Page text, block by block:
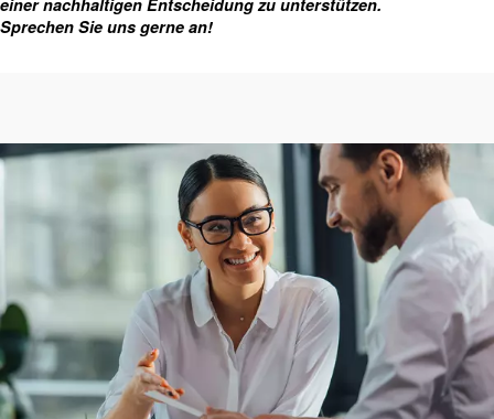
Für eine erweiterte Wartung haben Sie optionale
Auswahl der richtigen Lösung
Öleinspritzung
Zusätzlich zu unseren VSD-Systemen bietet AGRE
Unsere öleingespritzten Kompressoren sind für viele
ausgelegt. Wir hoffen, dass Sie mit Hilfe von Online-
einschließlich dieses Artikels, die richtige Ausrüstung
Wir haben eine Schraubenlösung für Sie – mit
Überwachungswerkzeugen und Motoren.